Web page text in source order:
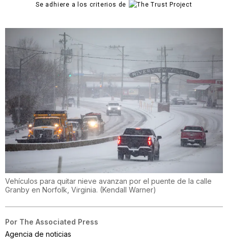
Se adhiere a los criterios de
Vehículos para quitar nieve avanzan por el puente de la calle
Granby en Norfolk, Virginia. (Kendall Warner)
Por The Associated Press
Agencia de noticias